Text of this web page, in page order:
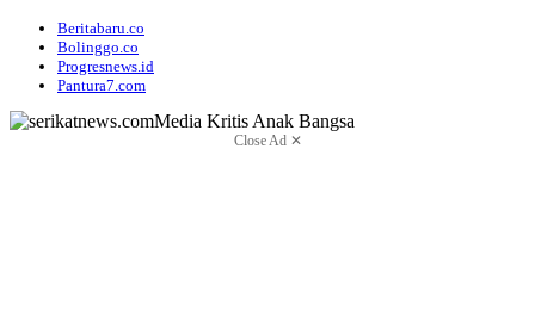
Beritabaru.co
Bolinggo.co
Progresnews.id
Pantura7.com
Close Ad ✕